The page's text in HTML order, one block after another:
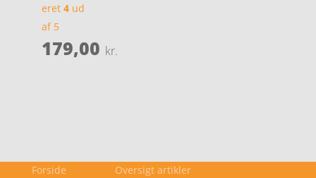
eret 4ud
af 5
179,00 kr.
Forside
Oversigt artikler